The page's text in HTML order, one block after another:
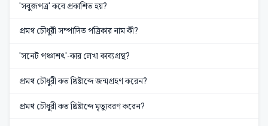
'সবুজপত্র' কবে প্রকাশিত হয়?
প্রমথ চৌধুরী সম্পাদিত পত্রিকার নাম কী?
'সনেট পঞ্চাশৎ'-কার লেখা কাব্যগ্রন্থ?
প্রমথ চৌধুরী কত খ্রিষ্টাব্দে জন্মগ্রহণ করেন?
প্রমথ চৌধুরী কত খ্রিষ্টাব্দে মৃত্যুবরণ করেন?